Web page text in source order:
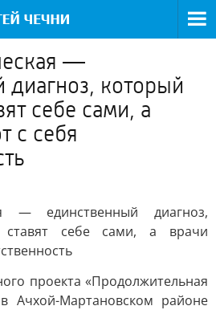
—
диагноз, который
себе сами, а
с себя
— единственный диагноз,
ставят себе сами, а врачи
проекта «Продолжительная
Ачхой-Мартановском районе